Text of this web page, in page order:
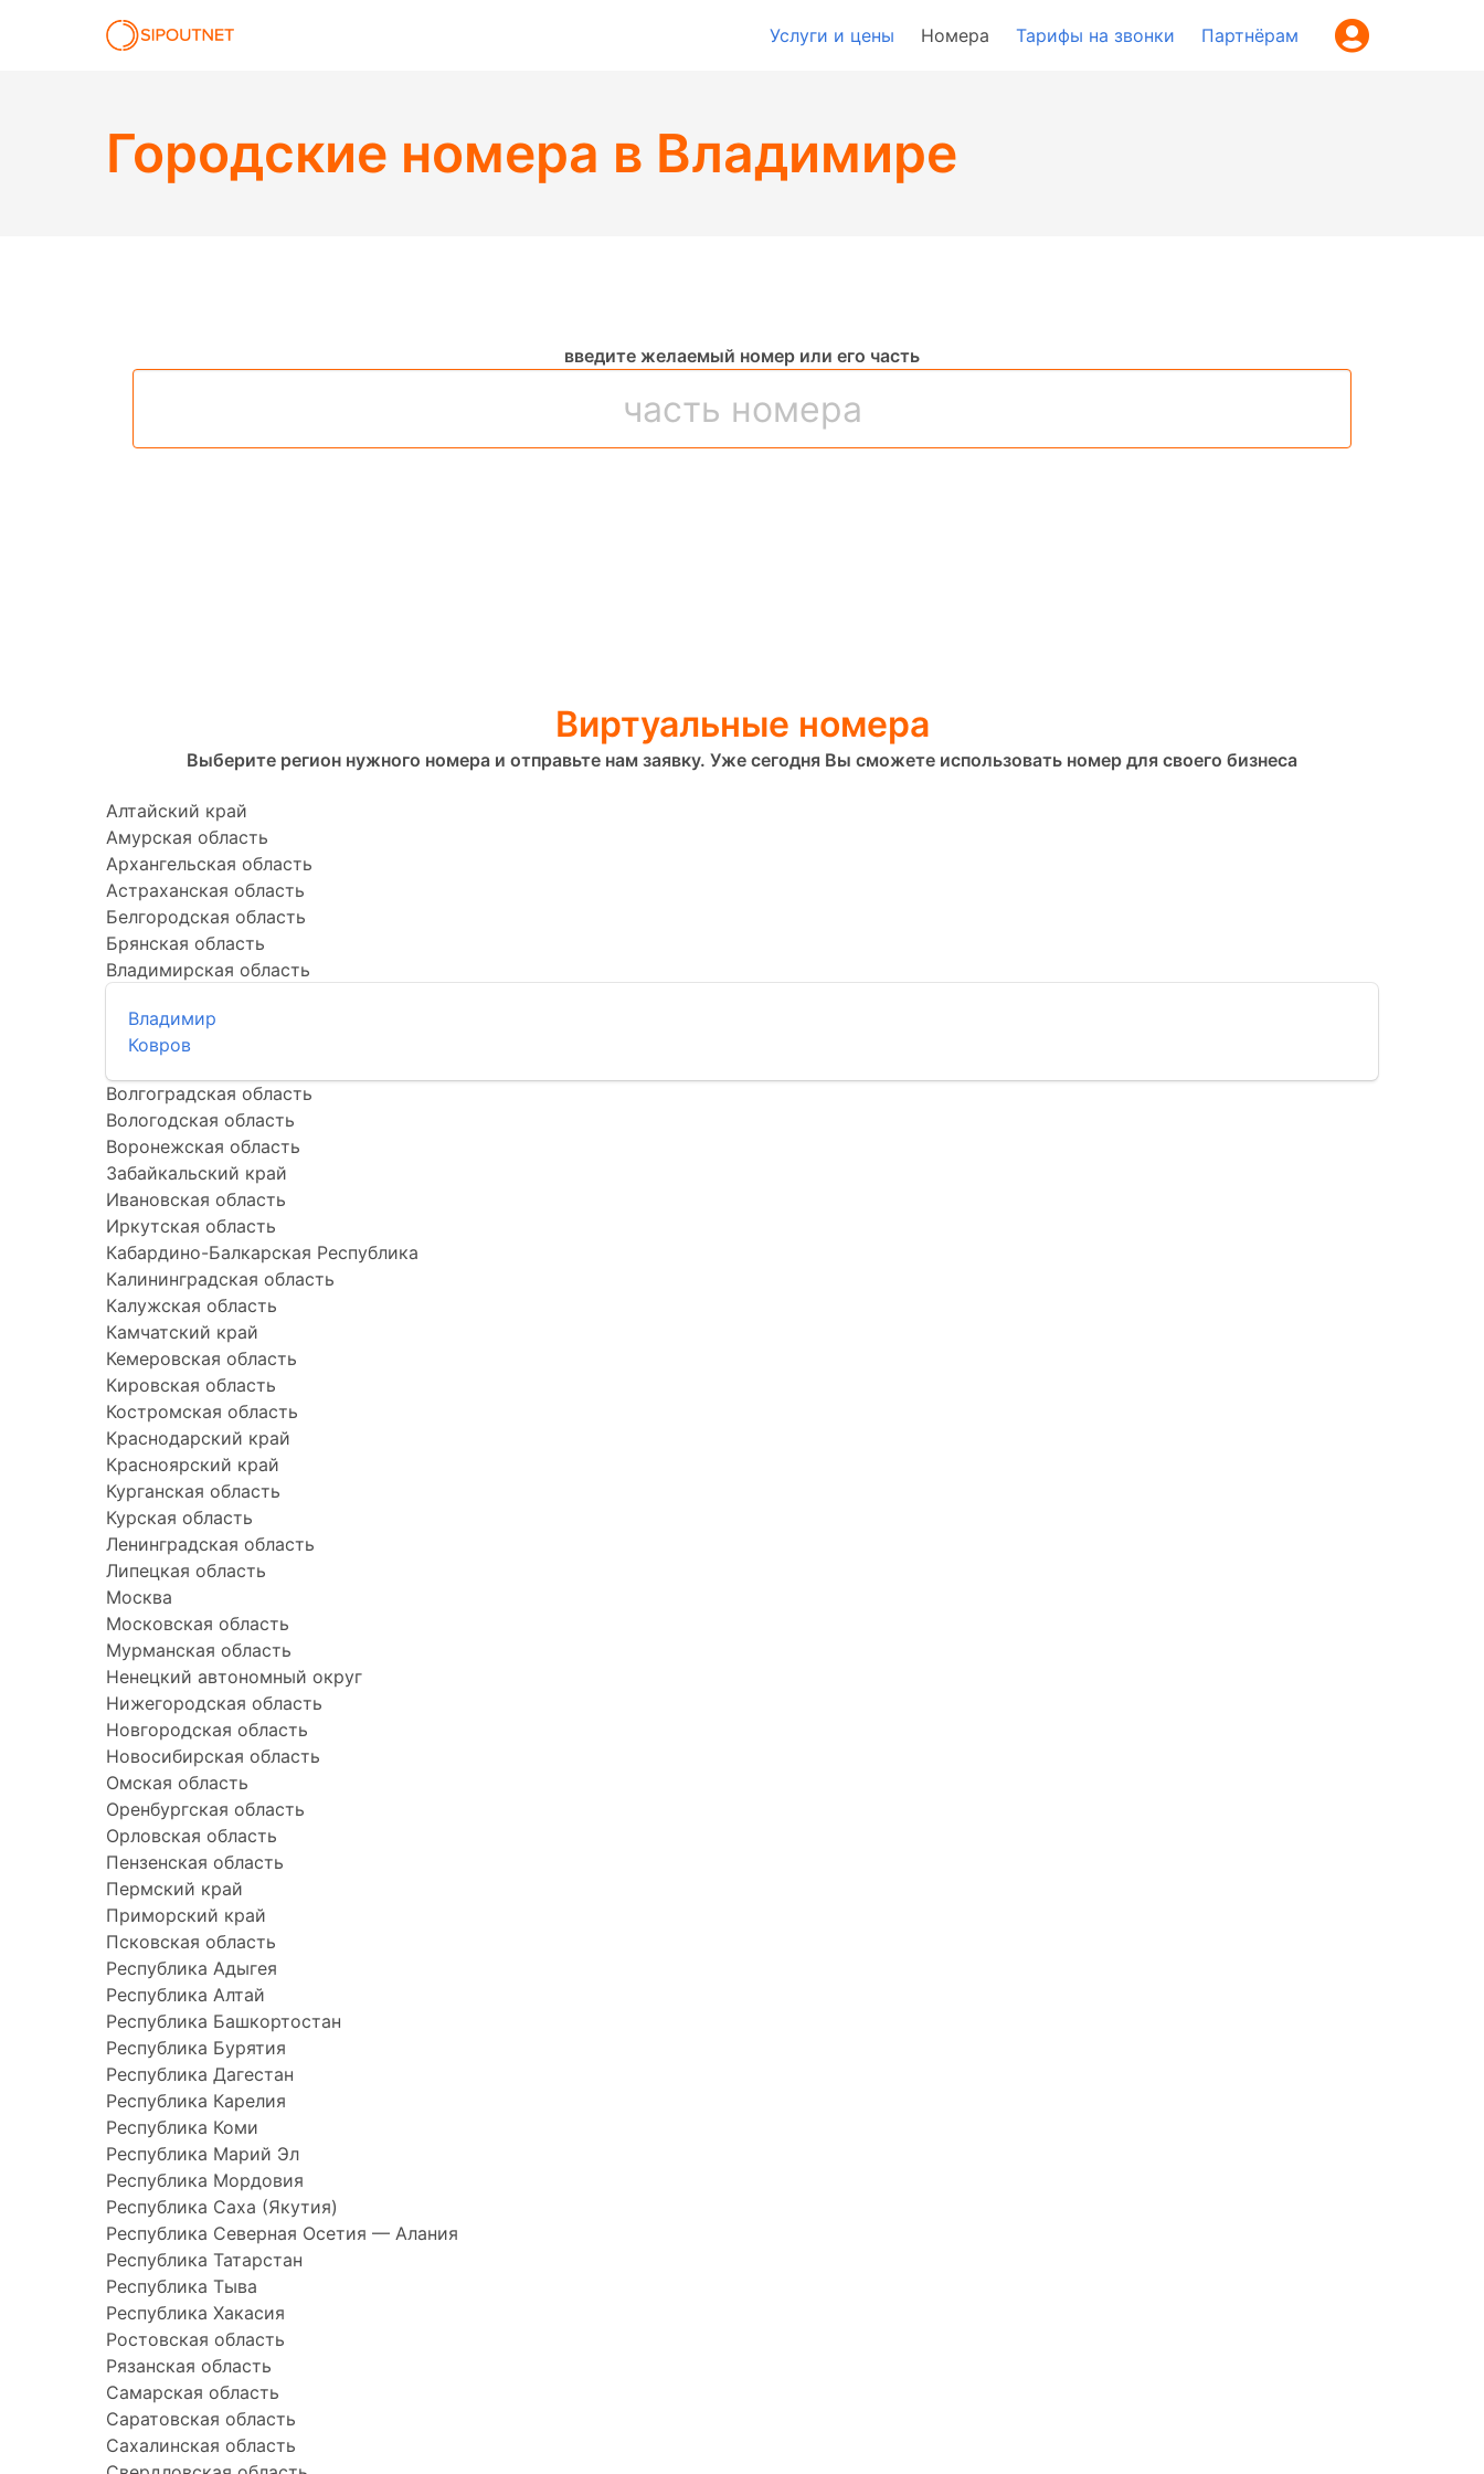
Услуги и цены Номера Тарифы на звонки Партнёрам
Городские номера в Владимире
введите желаемый номер или его часть
Виртуальные номера
Выберите регион нужного номера и отправьте нам заявку. Уже сегодня Вы сможете использовать номер для своего бизнеса
Алтайский край
Амурская область
Архангельская область
Астраханская область
Белгородская область
Брянская область
Владимирская область
Владимир
Ковров
Волгоградская область
Вологодская область
Воронежская область
Забайкальский край
Ивановская область
Иркутская область
Кабардино-Балкарская Республика
Калининградская область
Калужская область
Камчатский край
Кемеровская область
Кировская область
Костромская область
Краснодарский край
Красноярский край
Курганская область
Курская область
Ленинградская область
Липецкая область
Москва
Московская область
Мурманская область
Ненецкий автономный округ
Нижегородская область
Новгородская область
Новосибирская область
Омская область
Оренбургская область
Орловская область
Пензенская область
Пермский край
Приморский край
Псковская область
Республика Адыгея
Республика Алтай
Республика Башкортостан
Республика Бурятия
Республика Дагестан
Республика Карелия
Республика Коми
Республика Марий Эл
Республика Мордовия
Республика Саха (Якутия)
Республика Северная Осетия — Алания
Республика Татарстан
Республика Тыва
Республика Хакасия
Ростовская область
Рязанская область
Самарская область
Саратовская область
Сахалинская область